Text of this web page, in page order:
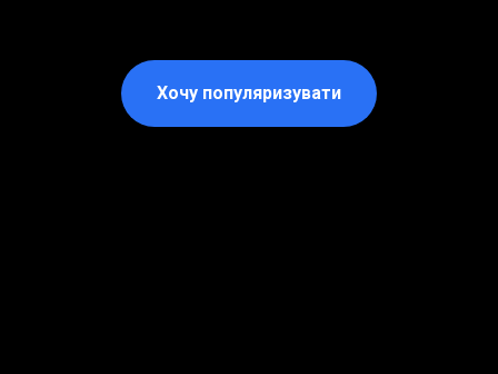
Хочу популяризувати